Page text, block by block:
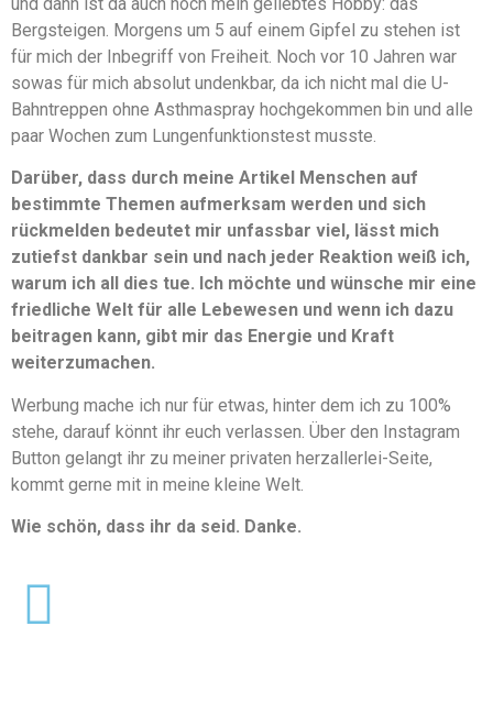
Bergsteigen. Morgens um 5 auf einem Gipfel zu stehen ist
für mich der Inbegriff von Freiheit. Noch vor 10 Jahren war
sowas für mich absolut undenkbar, da ich nicht mal die U-
Bahntreppen ohne Asthmaspray hochgekommen bin und alle
paar Wochen zum Lungenfunktionstest musste.
Darüber, dass durch meine Artikel Menschen auf
bestimmte Themen aufmerksam werden und sich
rückmelden bedeutet mir unfassbar viel, lässt mich
zutiefst dankbar sein und nach jeder Reaktion weiß ich,
warum ich all dies tue. Ich möchte und wünsche mir eine
friedliche Welt für alle Lebewesen und wenn ich dazu
beitragen kann, gibt mir das Energie und Kraft
weiterzumachen.
Werbung mache ich nur für etwas, hinter dem ich zu 100%
stehe, darauf könnt ihr euch verlassen. Über den Instagram
Button gelangt ihr zu meiner privaten herzallerlei-Seite,
kommt gerne mit in meine kleine Welt.
Wie schön, dass ihr da seid. Danke.